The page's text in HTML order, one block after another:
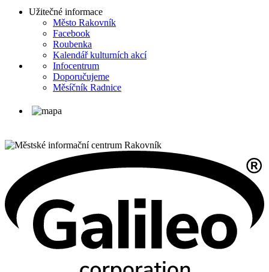
Užitečné informace
Město Rakovník
Facebook
Roubenka
Kalendář kulturních akcí
Infocentrum
Doporučujeme
Měsíčník Radnice